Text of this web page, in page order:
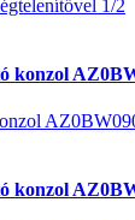
1/2